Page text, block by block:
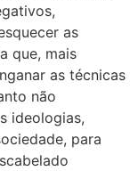
as
que, mais
as técnicas
não
ideologias,
para